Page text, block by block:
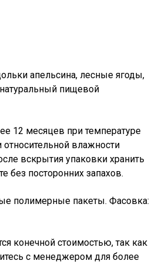
апельсина, лесные ягоды,
пищевой
12 месяцев при температуре
влажности
вскрытия упаковки хранить
без посторонних запахов.
полимерные пакеты. Фасовка:
конечной стоимостью, так как
с менеджером для более